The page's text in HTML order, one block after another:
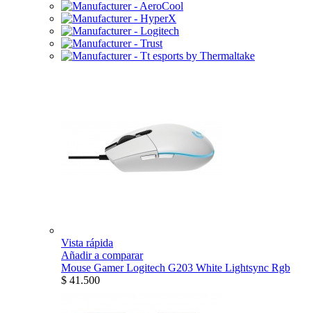
Vista rápida
Añadir a comparar
Mouse Gamer Logitech G203 White Lightsync Rgb
$ 41.500